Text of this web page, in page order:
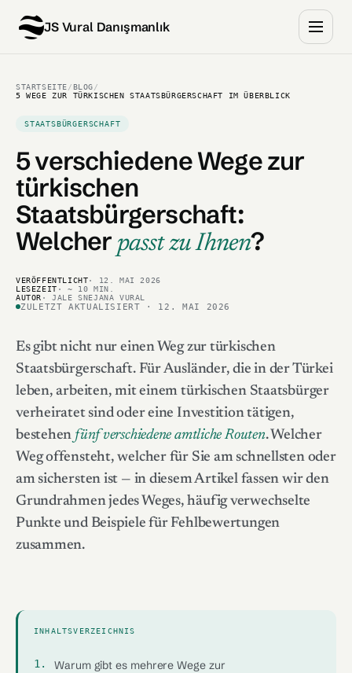
JS Vural Danışmanlık
STARTSEITE /BLOG /
5 WEGE ZUR TÜRKISCHEN STAATSBÜRGERSCHAFT IM ÜBERBLICK
STAATSBÜRGERSCHAFT
5 verschiedene Wege zur
türkischen
Staatsbürgerschaft:
Welcher passt zu Ihnen?
VERÖFFENTLICHT· 12. MAI 2026
LESEZEIT · ~ 10 MIN.
AUTOR · JALE SNEJANA VURAL
ZULETZT AKTUALISIERT · 12. MAI 2026
Es gibt nicht nur einen Weg zur türkischen
Staatsbürgerschaft. Für Ausländer, die in der Türkei
leben, arbeiten, mit einem türkischen Staatsbürger
verheiratet sind oder eine Investition tätigen,
bestehen fünf verschiedene amtliche Routen. Welcher
Weg offensteht, welcher für Sie am schnellsten oder
am sichersten ist — in diesem Artikel fassen wir den
Grundrahmen jedes Weges, häufig verwechselte
Punkte und Beispiele für Fehlbewertungen
zusammen.
INHALTSVERZEICHNIS
Warum gibt es mehrere Wege zur